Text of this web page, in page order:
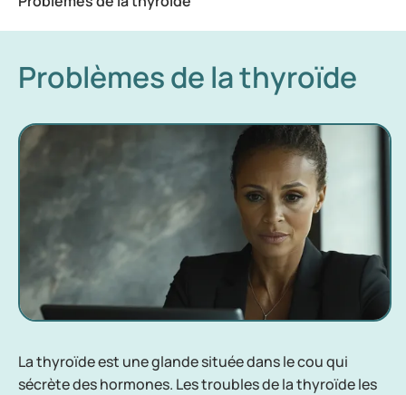
Problèmes de la thyroïde
La thyroïde est une glande située dans le cou qui
sécrète des hormones. Les troubles de la thyroïde les